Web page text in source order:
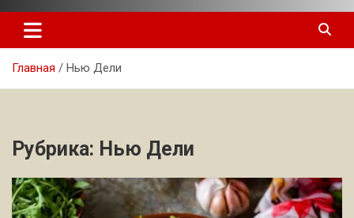
Главная Нью Дели
Рубрика: Нью Дели